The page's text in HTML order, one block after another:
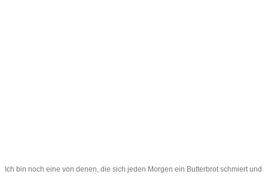
Ich bin noch eine von denen, die sich jeden Morgen ein Butterbrot schmiert und